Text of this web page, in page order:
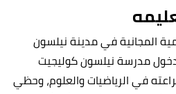
المجانية في مدينة نيلسون
مدرسة نيلسون كوليجيت
في الرياضيات والعلوم، وحظي